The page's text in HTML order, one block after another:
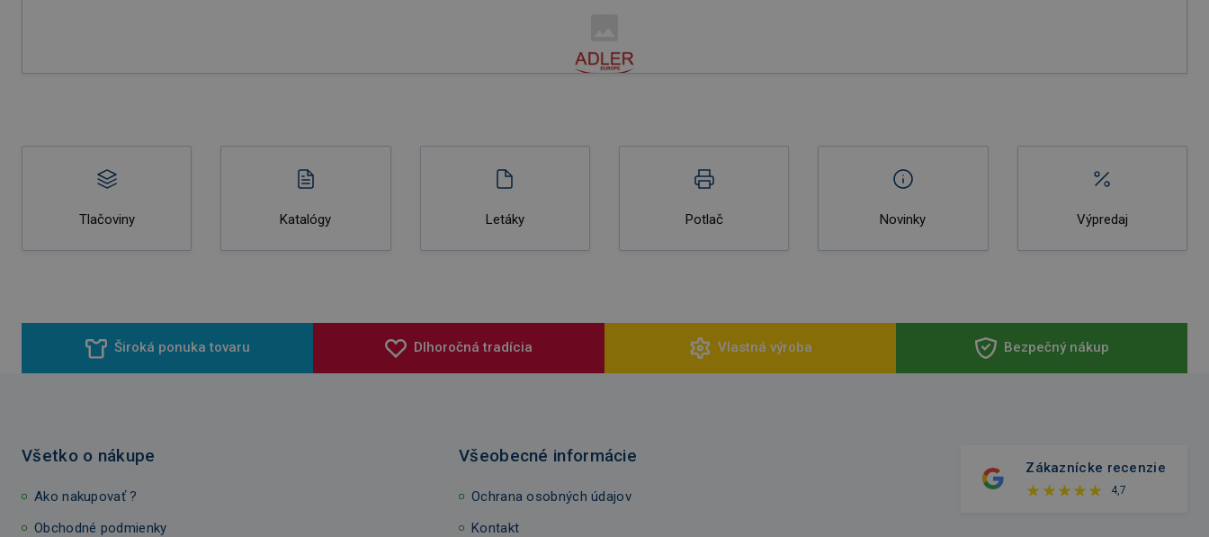
Tlačoviny Katalógy Letáky Potlač Novinky Výpredaj
Široká ponuka tovaru Dlhoročná tradícia Vlastná výroba Bezpečný nákup
Všetko o nákupe
Ako nakupovať ?
Obchodné podmienky
Všeobecné informácie
Ochrana osobných údajov
Kontakt
Zákaznícke recenzie
4,7